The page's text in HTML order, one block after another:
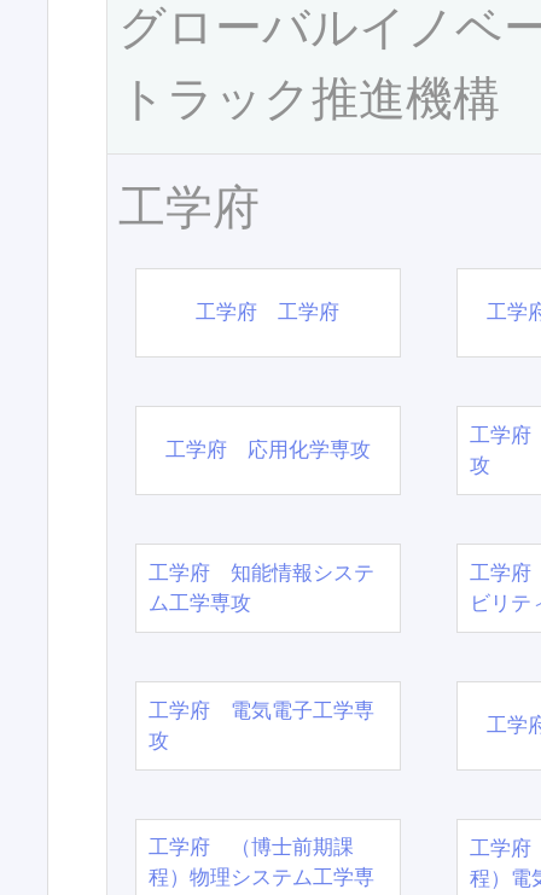
グローバルイノベ
トラック推進機構
工学府
工学府 工学府 工学
工学府 応用化学専攻
工学府
攻
工学府 知能情報システ
ム工学専攻
工学府
ビリテ
工学府 電気電子工学専
攻
工学
工学府 （博士前期課
程）物理システム工学専
工学
程）電